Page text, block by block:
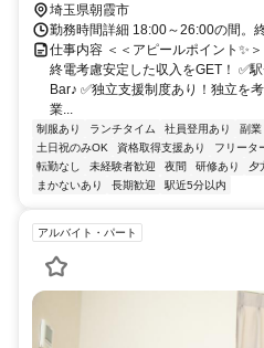
埼玉県朝霞市
勤務時間詳細 18:00～26:00の間。
仕事内容 ＜＜アピールポイント✨
終電考慮安定した収入をGET！ ✅
Bar♪ ✅独立支援制度あり！独立を
業...
制服あり ランチタイム 社員登用あり 副業
土日祝のみOK
資格取得支援あり フリータ
転勤なし
未経験者歓迎 夜間 研修あり 夕
まかないあり
長期歓迎 駅近5分以内
アルバイト・パート